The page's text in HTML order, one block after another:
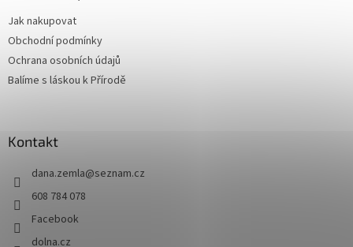
Jak nakupovat
Obchodní podmínky
Ochrana osobních údajů
Balíme s láskou k Přírodě
Kontakt
dana.zemla@seznam.cz
608 784 078
Facebook
dolna.cz